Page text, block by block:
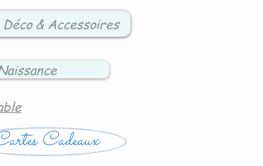
Déco & Accessoires
Cadeaux